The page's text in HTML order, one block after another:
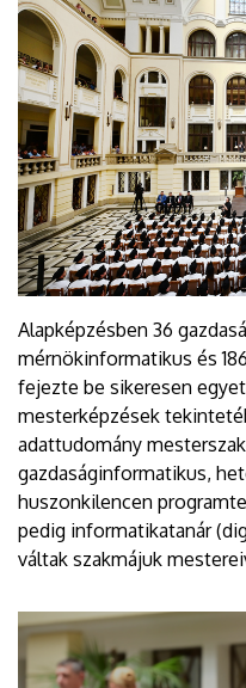
Alapképzésben 36
mérnökinformatikus és
fejezte be sikeresen
mesterképzések
adattudomány
gazdaságinformatikus,
huszonkilencen
pedig informatikatanár
váltak szakmájuk